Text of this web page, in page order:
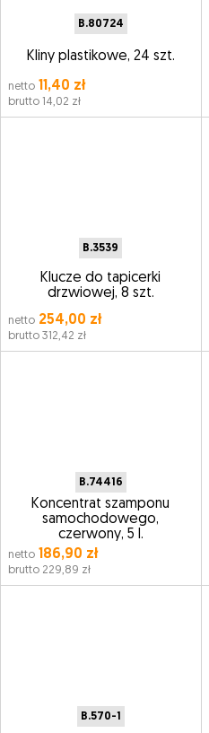
B.80724
Kliny plastikowe, 24 szt.
netto 11,40 zł
brutto 14,02 zł
B.3539
Klucze do tapicerki
drzwiowej, 8 szt.
netto 254,00 zł
brutto 312,42 zł
B.74416
Koncentrat szamponu
samochodowego,
czerwony, 5 l.
netto 186,90 zł
brutto 229,89 zł
B.570-1